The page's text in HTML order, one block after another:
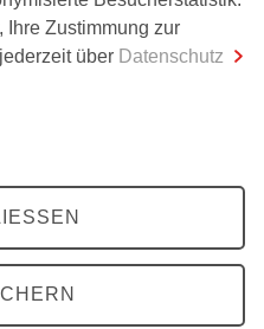
Zur Kasse
Ihre Zustimmung zur
über Datenschutz